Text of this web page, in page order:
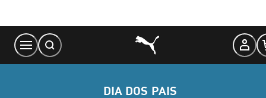
Content
DIA DOS PAIS